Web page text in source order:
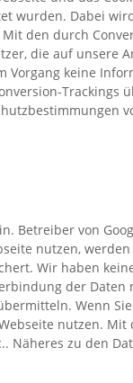
Dabei
den durch
die auf
keine
von
nutzen,
Wir haben
der
Wenn
nutzen.
zu den